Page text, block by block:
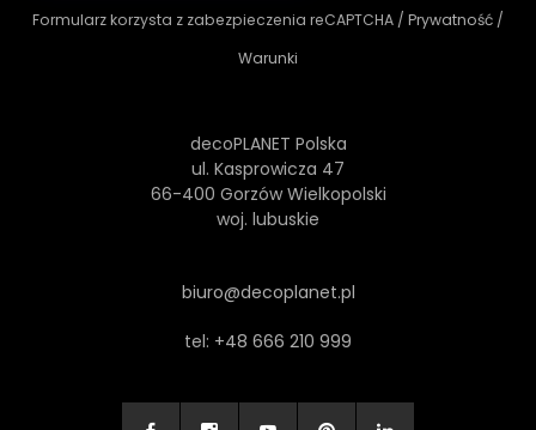
Formularz korzysta z zabezpieczenia reCAPTCHA / Prywatność /
Warunki
decoPLANET Polska
ul. Kasprowicza 47
66-400 Gorzów Wielkopolski
woj. lubuskie
biuro@decoplanet.pl
tel: +48 666 210 999